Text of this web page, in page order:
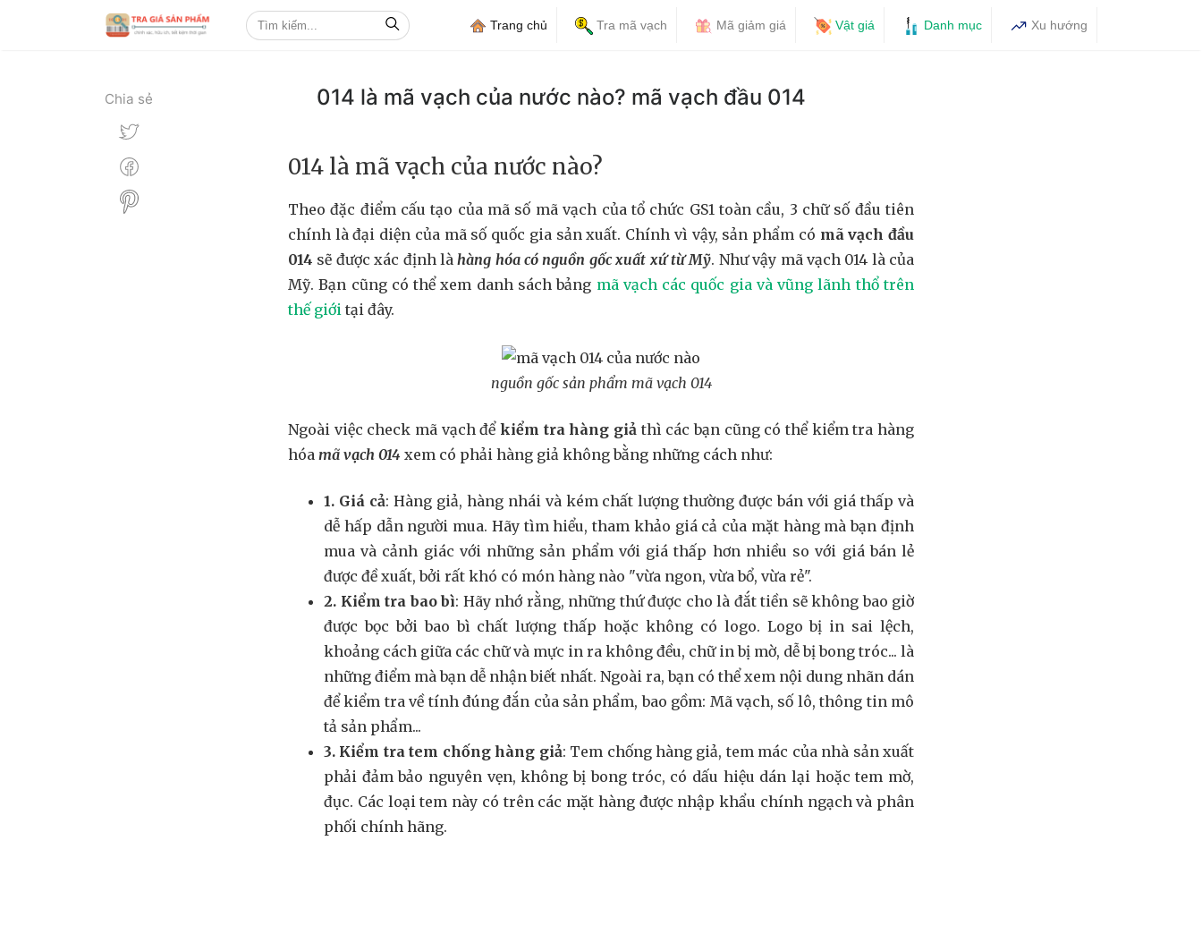
Trang chủ Tra mã vạch Mã giảm giá Vật giá Danh mục Xu hướng
Chia sẻ 014 là mã vạch của nước nào? mã vạch đầu 014
014 là mã vạch của nước nào?
Theo đặc điểm cấu tạo của mã số mã vạch của tổ chức GS1 toàn cầu, 3 chữ số đầu tiên
chính là đại diện của mã số quốc gia sản xuất. Chính vì vậy, sản phẩm có mã vạch đầu
014 sẽ được xác định làhàng hóa có nguồn gốc xuất xứ từ Mỹ. Như vậy mã vạch 014 là của
Mỹ. Bạn cũng có thể xem danh sách bảng mã vạch các quốc gia và vũng lãnh thổ trên
thế giới tại đây.
nguồn gốc sản phẩm mã vạch 014
Ngoài việc check mã vạch để kiểm tra hàng giả thì các bạn cũng có thể kiểm tra hàng
hóa mã vạch 014 xem có phải hàng giả không bằng những cách như:
1. Giá cả: Hàng giả, hàng nhái và kém chất lượng thường được bán với giá thấp và
dễ hấp dẫn người mua. Hãy tìm hiểu, tham khảo giá cả của mặt hàng mà bạn định
mua và cảnh giác với những sản phẩm với giá thấp hơn nhiều so với giá bán lẻ
được đề xuất, bởi rất khó có món hàng nào "vừa ngon, vừa bổ, vừa rẻ".
2. Kiểm tra bao bì: Hãy nhớ rằng, những thứ được cho là đắt tiền sẽ không bao giờ
được bọc bởi bao bì chất lượng thấp hoặc không có logo. Logo bị in sai lệch,
khoảng cách giữa các chữ và mực in ra không đều, chữ in bị mờ, dễ bị bong tróc... là
những điểm mà bạn dễ nhận biết nhất. Ngoài ra, bạn có thể xem nội dung nhãn dán
để kiểm tra về tính đúng đắn của sản phẩm, bao gồm: Mã vạch, số lô, thông tin mô
tả sản phẩm...
3. Kiểm tra tem chống hàng giả: Tem chống hàng giả, tem mác của nhà sản xuất
phải đảm bảo nguyên vẹn, không bị bong tróc, có dấu hiệu dán lại hoặc tem mờ,
đục. Các loại tem này có trên các mặt hàng được nhập khẩu chính ngạch và phân
phối chính hãng.